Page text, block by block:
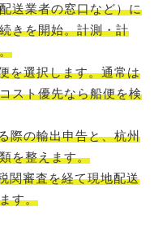
送業者の窓口など）に
きを開始。計測・計
を選択します。通常は
スト優先なら船便を検
際の輸出申告と、杭州
を整えます。
関審査を経て現地配送
す。